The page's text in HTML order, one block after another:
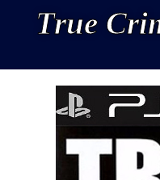
True